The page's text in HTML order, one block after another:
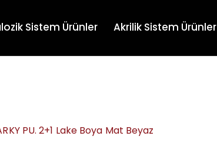
Sistem Ürünler Akrilik Sistem Ürünler
PU. 2+1 Lake Boya Mat Beyaz